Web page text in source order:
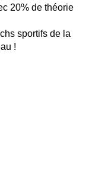
20% de théorie
sportifs de la
!